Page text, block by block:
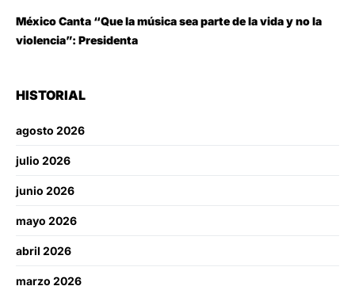
México Canta “Que la música sea parte de la vida y no la
violencia”: Presidenta
HISTORIAL
agosto 2026
julio 2026
junio 2026
mayo 2026
abril 2026
marzo 2026